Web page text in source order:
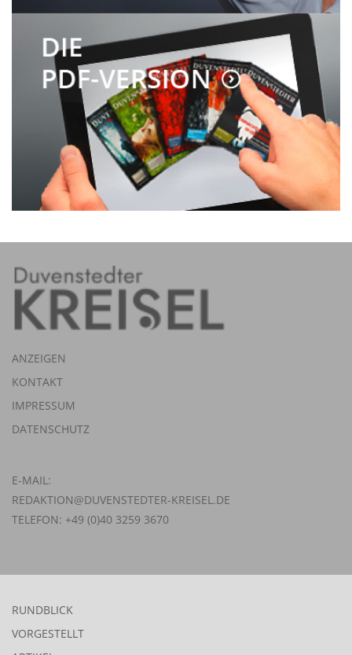
ANZEIGEN
KONTAKT
IMPRESSUM
DATENSCHUTZ
E-MAIL:
REDAKTION@DUVENSTEDTER-KREISEL.DE
TELEFON: +49 (0)40 3259 3670
RUNDBLICK
VORGESTELLT